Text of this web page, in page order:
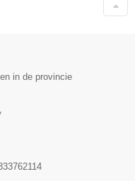
in de provincie